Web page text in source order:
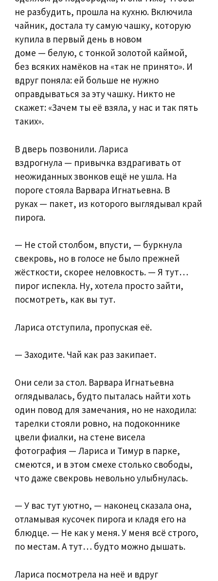
не разбудить, прошла на кухню. Включила
чайник, достала ту самую чашку, которую
купила в первый день в новом
доме — белую, с тонкой золотой каймой,
без всяких намёков на «так не принято». И
вдруг поняла: ей больше не нужно
оправдываться за эту чашку. Никто не
скажет: «Зачем ты её взяла, у нас и так пять
таких».
В дверь позвонили. Лариса
вздрогнула — привычка вздрагивать от
неожиданных звонков ещё не ушла. На
пороге стояла Варвара Игнатьевна. В
руках — пакет, из которого выглядывал край
пирога.
— Не стой столбом, впусти, — буркнула
свекровь, но в голосе не было прежней
жёсткости, скорее неловкость. — Я тут…
пирог испекла. Ну, хотела просто зайти,
посмотреть, как вы тут.
Лариса отступила, пропуская её.
— Заходите. Чай как раз закипает.
Они сели за стол. Варвара Игнатьевна
оглядывалась, будто пыталась найти хоть
один повод для замечания, но не находила:
тарелки стояли ровно, на подоконнике
цвели фиалки, на стене висела
фотография — Лариса и Тимур в парке,
смеются, и в этом смехе столько свободы,
что даже свекровь невольно улыбнулась.
— У вас тут уютно, — наконец сказала она,
отламывая кусочек пирога и кладя его на
блюдце. — Не как у меня. У меня всё строго,
по местам. А тут… будто можно дышать.
Лариса посмотрела на неё и вдруг